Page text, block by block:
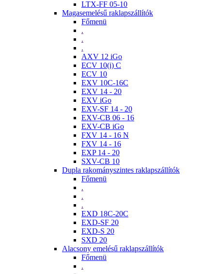
LTX-FF 05-10
Magasemelésű raklapszállítók
Főmenü
.
.
.
AXV 12 iGo
ECV 10(i) C
ECV 10
EXV 10C-16C
EXV 14 - 20
EXV iGo
EXV-SF 14 - 20
EXV-CB 06 - 16
EXV-CB iGo
FXV 14 - 16 N
FXV 14 - 16
EXP 14 - 20
SXV-CB 10
Dupla rakományszintes raklapszállítók
Főmenü
.
.
.
EXD 18C-20C
EXD-SF 20
EXD-S 20
SXD 20
Alacsony emelésű raklapszállítók
Főmenü
.